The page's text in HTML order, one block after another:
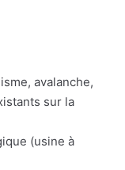
avalanche,
sur la
(usine à